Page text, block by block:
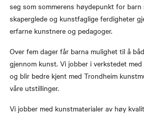
seg som sommerens høydepunkt for barn
skaperglede og kunstfaglige ferdigheter
erfarne kunstnere og pedagoger.
Over fem dager får barna mulighet til å
gjennom kunst. Vi jobber i verkstedet
og blir bedre kjent med Trondheim
våre utstillinger.
Vi jobber med kunstmaterialer av høy